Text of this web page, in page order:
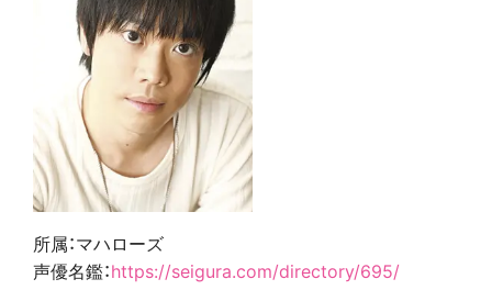
所属：マハローズ
声優名鑑：https://seigura.com/directory/695/